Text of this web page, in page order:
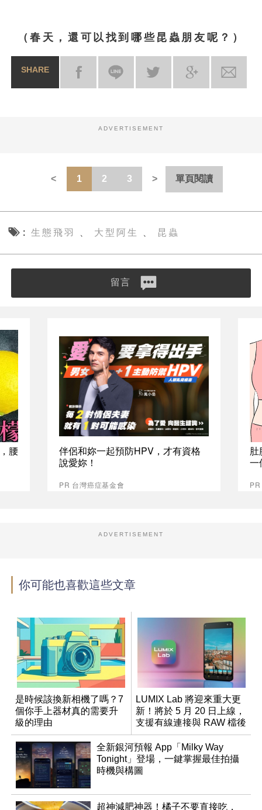
（春天，還可以找到哪些昆蟲朋友呢？）
SHARE
ADVERTISEMENT
1 2 3 單頁閱讀
生態飛羽 大型阿生 昆蟲
留言
腰
伴侶和妳一起預防HPV，才有資格
說愛妳！
PR 台灣癌症基金會
肚
一
ADVERTISEMENT
你可能也喜歡這些文章
是時候該換新相機了嗎？7
個你手上器材真的需要升
級的理由
LUMIX Lab 將迎來重大更
新！將於 5 月 20 日上線，
支援有線連接與 RAW 檔後
製
全新銀河預報 App「Milky Way
Tonight」登場，一鍵掌握最佳拍攝
時機與構圖
超神減肥神器！橘子不要直接吃，